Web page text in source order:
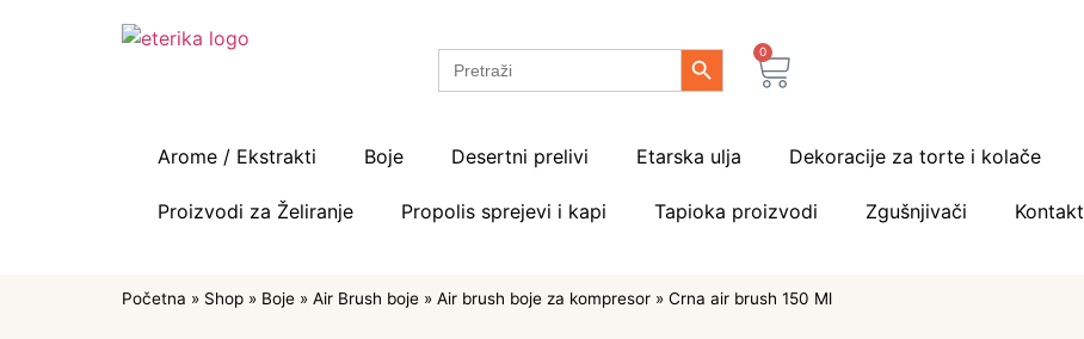
Search
for:
Search Button
0
Arome / Ekstrakti Boje Desertni prelivi Etarska ulja Dekoracije za torte i kolače
Proizvodi za Želiranje Propolis sprejevi i kapi Tapioka proizvodi Zgušnjivači Kontakt
Početna » Shop » Boje » Air Brush boje » Air brush boje za kompresor » Crna air brush 150 Ml